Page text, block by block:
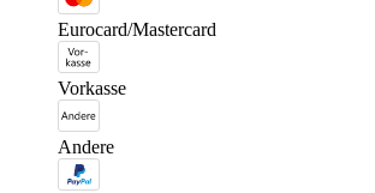
Eurocard/Mastercard
Vorkasse
Andere